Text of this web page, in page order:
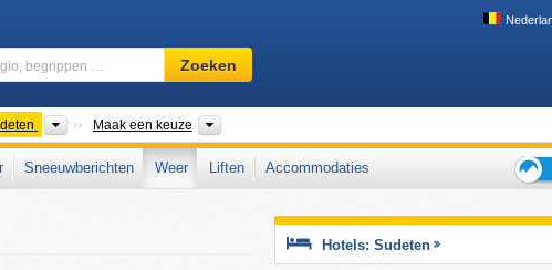
Skigebied,
regio,
…
Zoeken
Bergketens
Maak een keuze
Sneeuwberichten Weer Liften
Accommodaties
voor
Hotels: Sudeten